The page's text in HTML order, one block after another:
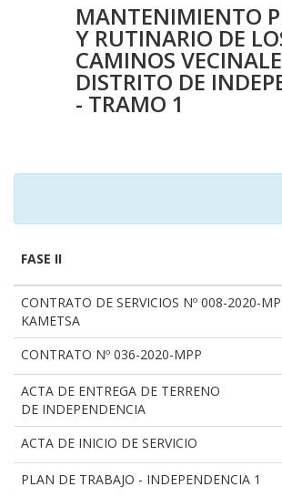
MANTENIMIENTO
Y RUTINARIO DE
CAMINOS
DISTRITO DE
- TRAMO 1
FASE II
CONTRATO DE SERVICIOS Nº 008-2020-
KAMETSA
CONTRATO Nº 036-2020-MPP
ACTA DE ENTREGA DE TERRENO
DE INDEPENDENCIA
ACTA DE INICIO DE SERVICIO
PLAN DE TRABAJO - INDEPENDENCIA 1